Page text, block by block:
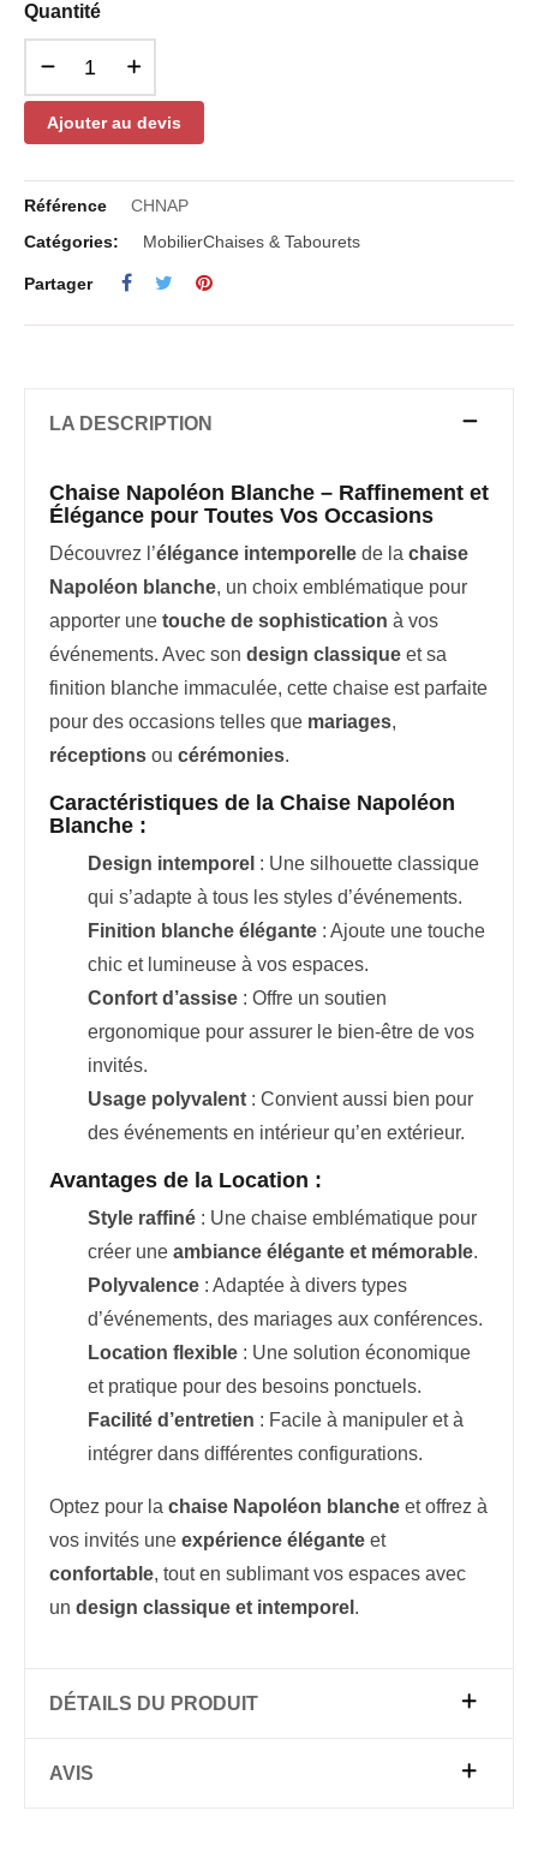
Quantité
Ajouter au devis
Référence
CHNAP
Catégories:
MobilierChaises & Tabourets
Partager
LA DESCRIPTION
Chaise Napoléon Blanche – Raffinement et
Élégance pour Toutes Vos Occasions
Découvrez l’élégance intemporelle de la chaise
Napoléon blanche, un choix emblématique pour
apporter une touche de sophistication à vos
événements. Avec son design classique et sa
finition blanche immaculée, cette chaise est parfaite
pour des occasions telles que mariages,
réceptions ou cérémonies.
Caractéristiques de la Chaise Napoléon
Blanche :
Design intemporel : Une silhouette classique
qui s’adapte à tous les styles d’événements.
Finition blanche élégante : Ajoute une touche
chic et lumineuse à vos espaces.
Confort d’assise : Offre un soutien
ergonomique pour assurer le bien-être de vos
invités.
Usage polyvalent : Convient aussi bien pour
des événements en intérieur qu’en extérieur.
Avantages de la Location :
Style raffiné : Une chaise emblématique pour
créer une ambiance élégante et mémorable.
Polyvalence : Adaptée à divers types
d’événements, des mariages aux conférences.
Location flexible : Une solution économique
et pratique pour des besoins ponctuels.
Facilité d’entretien : Facile à manipuler et à
intégrer dans différentes configurations.
Optez pour la chaise Napoléon blanche et offrez à
vos invités une expérience élégante et
confortable, tout en sublimant vos espaces avec
un design classique et intemporel .
DÉTAILS DU PRODUIT
AVIS